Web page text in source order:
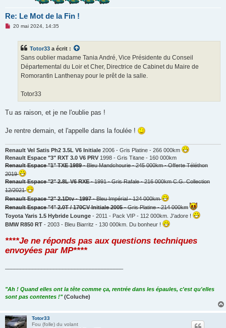
Re: Le Mot de la Fin !
M20 mai 2024, 14:35
Totor33 a écrit :
Sans oublier madame Tania André, Vice Présidente du Conseil
Départemental du Loir et Cher, Directrice de Cabinet du Maire de
Romorantin Lanthenay pour le prêt de la salle.
Totor33
Tu as raison, et je ne l'oublie pas !
Je rentre demain, et l'appelle dans la foulée !
Renault Vel Satis Ph2 3.5L V6 Initiale 2006 - Gris Platine - 266 000km
Renault Espace "3" RXT 3.0 V6 PRV 1998 - Gris Titane - 160 000km
Renault Espace "1" TXE 1989- Bleu Mandchourie - 245 000km - Offerte Téléthon
2019
Renault Espace "2" 2.8L V6 RXE- 1991 - Gris Rafale - 216 000km C.G. Collection
12/2021
Renault Espace "2" 2.1Dtv - 1997- Bleu Impérial - 124 000km
Renault Espace "4" 2.0T / 170CV Initiale 2005- Gris Platine - 214 000km
Toyota Yaris 1.5 Hybride Lounge - 2011 - Pack VIP - 112 000km. J'adore !
BMW R850 RT - 2003 - Bleu Biarritz - 130 000km. Du bonheur !
****Je ne réponds pas aux questions techniques
envoyées par MP****
"Ah ! Quand elles ont la tête comme ça, rentrée dans les épaules, c'est qu'elles
sont pas contentes !" (Coluche)
Totor33
Fou (folle) du volant